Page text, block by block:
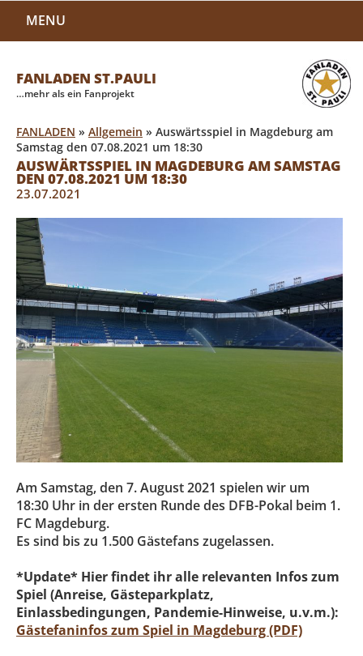
MENU
FANLADEN ST.PAULI
…mehr als ein Fanprojekt
FANLADEN » Allgemein » Auswärtsspiel in Magdeburg am
Samstag den 07.08.2021 um 18:30
AUSWÄRTSSPIEL IN MAGDEBURG AM SAMSTAG
DEN 07.08.2021 UM 18:30
23.07.2021
Am Samstag, den 7. August 2021 spielen wir um
18:30 Uhr in der ersten Runde des DFB-Pokal beim 1.
FC Magdeburg.
Es sind bis zu 1.500 Gästefans zugelassen.
*Update* Hier findet ihr alle relevanten Infos zum
Spiel (Anreise, Gästeparkplatz,
Einlassbedingungen, Pandemie-Hinweise, u.v.m.):
Gästefaninfos zum Spiel in Magdeburg (PDF)